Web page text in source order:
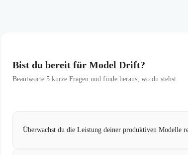
Bist du bereit für Model Drift?
Beantworte 5 kurze Fragen und finde heraus, wo du stehst.
Überwachst du die Leistung deiner produktiven Modelle